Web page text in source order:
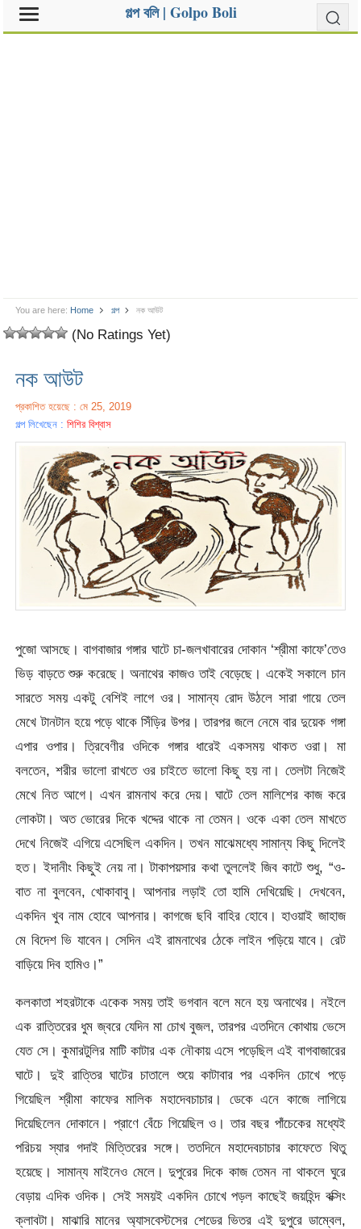
গল্প বলি | Golpo Boli
You are here: Home গল্প নক আউট
(No Ratings Yet)
নক আউট
প্রকাশিত হয়েছে : মে 25, 2019
গল্প লিখেছেন :শিশির বিশ্বাস
পুজো আসছে। বাগবাজার গঙ্গার ঘাটে চা-জলখাবারের দোকান ‘শ্রীমা কাফে’তেও
ভিড় বাড়তে শুরু করেছে। অনাথের কাজও তাই বেড়েছে। একেই সকালে চান
সারতে সময় একটু বেশিই লাগে ওর। সামান্য রোদ উঠলে সারা গায়ে তেল
মেখে টানটান হয়ে পড়ে থাকে সিঁড়ির উপর। তারপর জলে নেমে বার দুয়েক গঙ্গা
এপার ওপার। ত্রিবেণীর ওদিকে গঙ্গার ধারেই একসময় থাকত ওরা। মা
বলতেন, শরীর ভালো রাখতে ওর চাইতে ভালো কিছু হয় না। তেলটা নিজেই
মেখে নিত আগে। এখন রামনাথ করে দেয়। ঘাটে তেল মালিশের কাজ করে
লোকটা। অত ভোরের দিকে খদ্দের থাকে না তেমন। ওকে একা তেল মাখতে
দেখে নিজেই এগিয়ে এসেছিল একদিন। তখন মাঝেমধ্যে সামান্য কিছু দিলেই
হত। ইদানীং কিছুই নেয় না। টাকাপয়সার কথা তুললেই জিব কাটে শুধু, “ও-
বাত না বুলবেন, খোকাবাবু। আপনার লড়াই তো হামি দেখিয়েছি। দেখবেন,
একদিন খুব নাম হোবে আপনার। কাগজে ছবি বাহির হোবে। হাওয়াই জাহাজ
মে বিদেশ ভি যাবেন। সেদিন এই রামনাথের ঠেকে লাইন পড়িয়ে যাবে। রেট
বাড়িয়ে দিব হামিও।”
কলকাতা শহরটাকে একেক সময় তাই ভগবান বলে মনে হয় অনাথের। নইলে
এক রাত্তিরের ধুম জ্বরে যেদিন মা চোখ বুজল, তারপর এতদিনে কোথায় ভেসে
যেত সে। কুমারটুলির মাটি কাটার এক নৌকায় এসে পড়েছিল এই বাগবাজারের
ঘাটে। দুই রাত্তির ঘাটের চাতালে শুয়ে কাটাবার পর একদিন চোখে পড়ে
গিয়েছিল শ্রীমা কাফের মালিক মহাদেবচাচার। ডেকে এনে কাজে লাগিয়ে
দিয়েছিলেন দোকানে। প্রাণে বেঁচে গিয়েছিল ও। তার বছর পাঁচেকের মধ্যেই
পরিচয় স্যার গদাই মিত্তিরের সঙ্গে। ততদিনে মহাদেবচাচার কাফেতে থিতু
হয়েছে। সামান্য মাইনেও মেলে। দুপুরের দিকে কাজ তেমন না থাকলে ঘুরে
বেড়ায় এদিক ওদিক। সেই সময়ই একদিন চোখে পড়ল কাছেই জয়হিন্দ বক্সিং
ক্লাবটা। মাঝারি মানের অ্যাসবেস্টসের শেডের ভিতর এই দুপুরে ডাম্বেল,